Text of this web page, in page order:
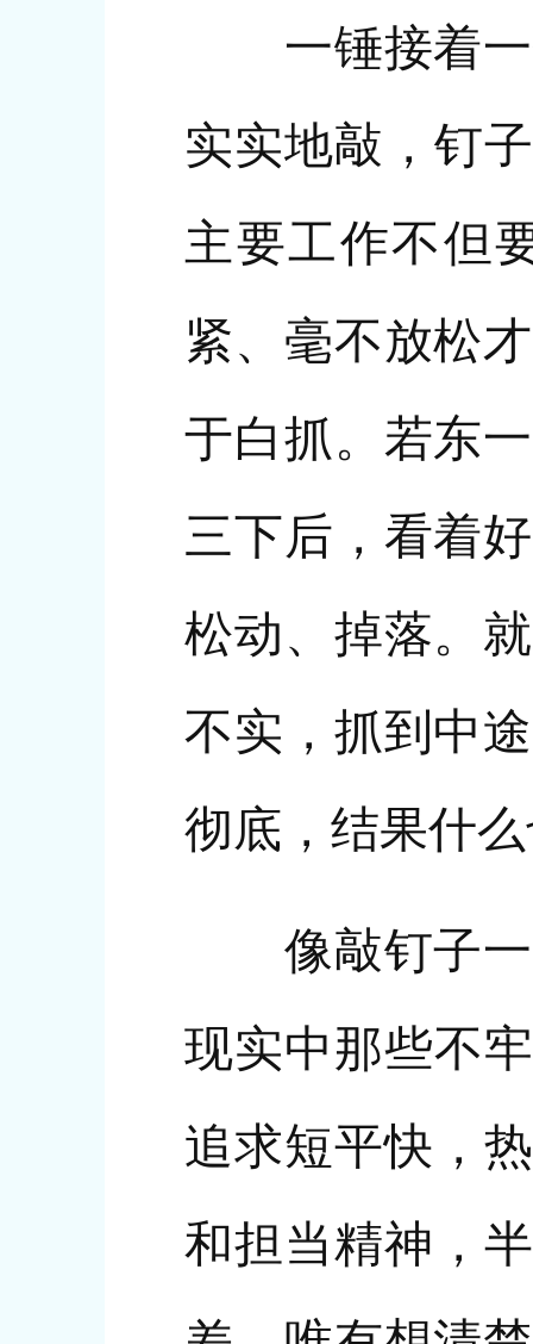
一锤接着一
实实地敲，钉
主要工作不但
紧、毫不放松
于白抓。若东
三下后，看着
松动、掉落。
不实，抓到中
彻底，结果什
像敲钉子一
现实中那些不
追求短平快，
和担当精神，